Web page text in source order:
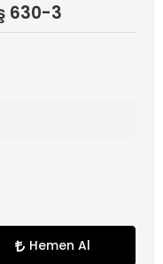
630-3
Hemen Al